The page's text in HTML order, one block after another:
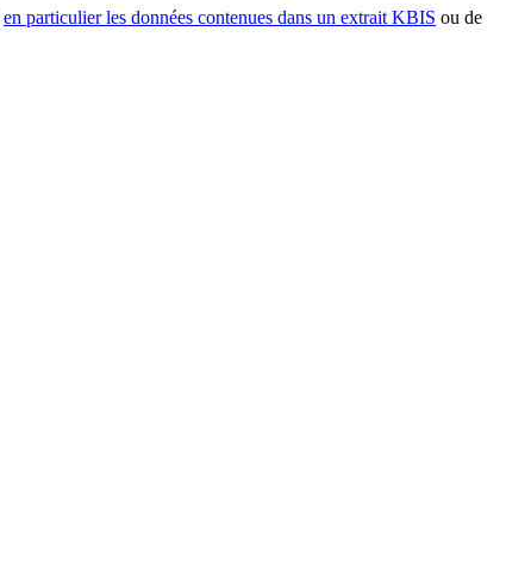
en particulier les données contenues dans un extrait KBIS ou de